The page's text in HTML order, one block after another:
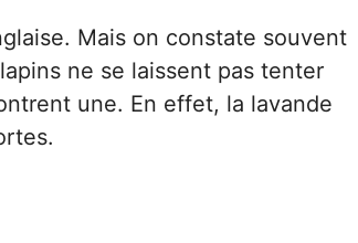
Mais on constate souvent
ne se laissent pas tenter
une. En effet, la lavande